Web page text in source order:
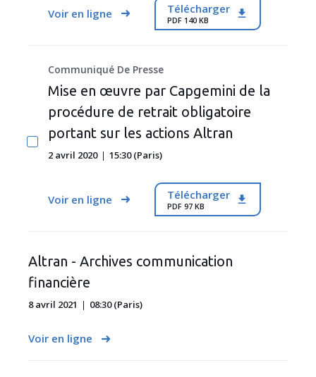
Voir en ligne Télécharger
PDF 140 KB
Communiqué De Presse
Mise en œuvre par Capgemini de la
procédure de retrait obligatoire
portant sur les actions Altran
2 avril 2020 15:30 (Paris)
Voir en ligne Télécharger
PDF 97 KB
Altran - Archives communication
financière
8 avril 2021 08:30 (Paris)
Voir en ligne